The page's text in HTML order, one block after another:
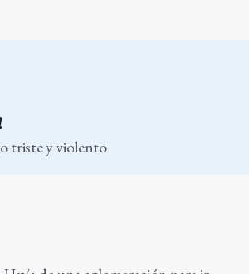
triste y violento